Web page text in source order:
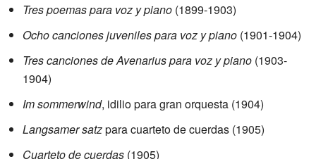
Tres poemas para voz y piano (1899-1903)
Ocho canciones juveniles para voz y piano (1901-1904)
Tres canciones de Avenarius para voz y piano (1903-
1904)
Im sommerwind, idilio para gran orquesta (1904)
Langsamer satzpara cuarteto de cuerdas (1905)
Cuarteto de cuerdas (1905)